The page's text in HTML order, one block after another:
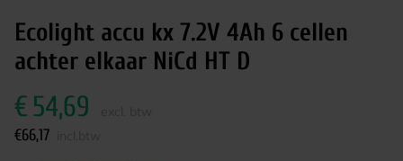
Ecolight accu kx 7.2V 4Ah 6 cellen
achter elkaar NiCd HT D
€54,69
€66,17